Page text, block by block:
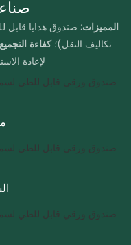
المميزات:
تكاليف النقل)؛كفاءة
لإعادة